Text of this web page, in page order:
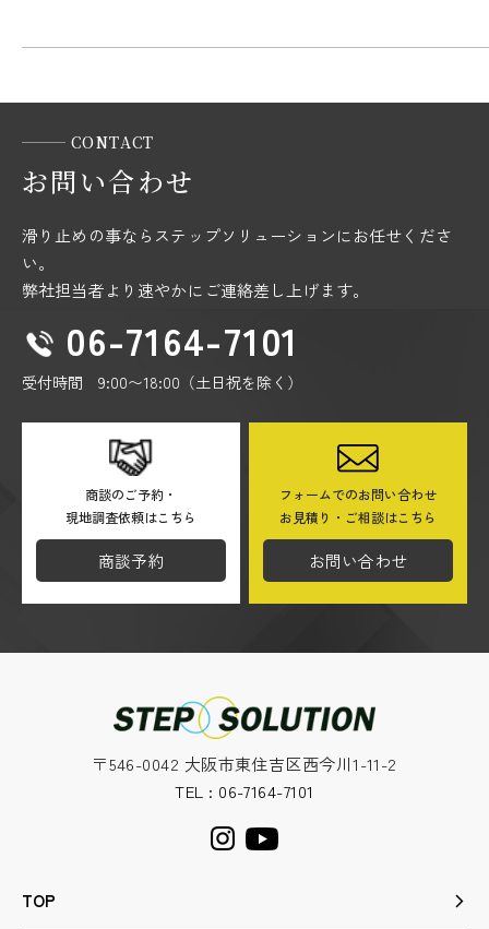
CONTACT
お問い合わせ
滑り止めの事ならステップソリューションにお任せくださ
い。
弊社担当者より速やかにご連絡差し上げます。
06-7164-7101
受付時間 9:00〜18:00（土日祝を除く）
商談のご予約・
現地調査依頼はこちら
商談予約
フォームでのお問い合わせ
お見積り・ご相談はこちら
お問い合わせ
〒546-0042 大阪市東住吉区西今川1-11-2
TEL : 06-7164-7101
TOP